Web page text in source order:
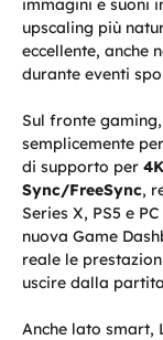
upscaling più
eccellente, anche
durante eventi
Sul fronte gaming,
semplicemente
di supporto per
Sync/FreeSync,
Series X, PS5 e
nuova Game
reale le
uscire dalla
Anche lato smart,